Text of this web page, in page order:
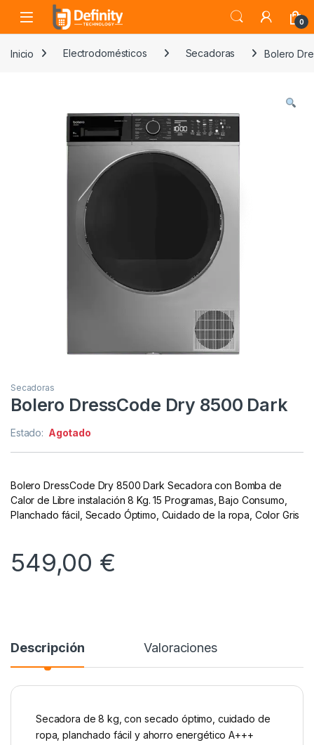
Skip to navigation
Skip to content
Open 0
Inicio Electrodomésticos Secadoras Bolero
Secadoras
Bolero DressCode Dry 8500 Dark
Estado: Agotado
Bolero DressCode Dry 8500 Dark Secadora con Bomba de
Calor de Libre instalación 8 Kg. 15 Programas, Bajo Consumo,
Planchado fácil, Secado Óptimo, Cuidado de la ropa, Color Gris
549,00 €
Descripción Valoraciones
Secadora de 8 kg, con secado óptimo, cuidado de
ropa, planchado fácil y ahorro energético A+++